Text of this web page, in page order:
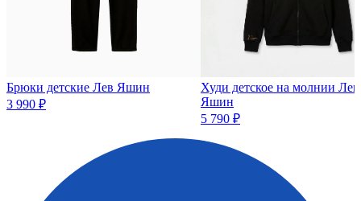
Брюки детские Лев Яшин
3 990 ₽
Худи детское на молнии Лев
Яшин
5 790 ₽